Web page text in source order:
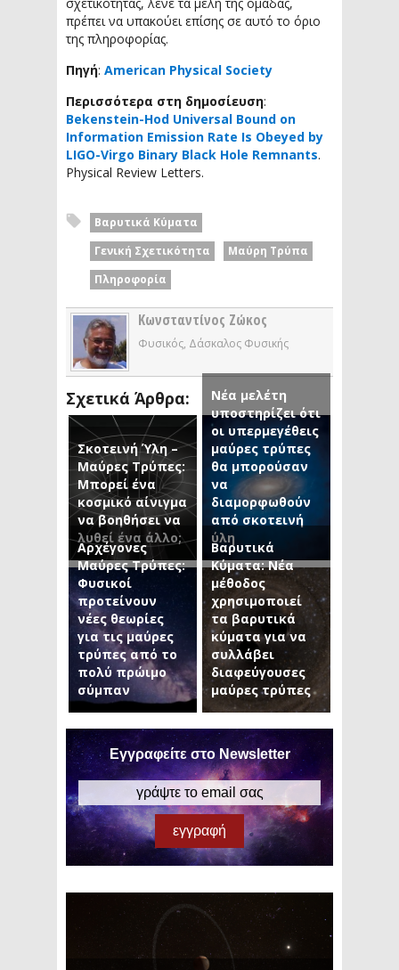
πρέπει να υπακούει επίσης σε αυτό το όριο
της πληροφορίας.
Πηγή: American Physical Society
Περισσότερα στη δημοσίευση:
Bekenstein-Hod Universal Bound on
Information Emission Rate Is Obeyed by
LIGO-Virgo Binary Black Hole Remnants.
Physical Review Letters.
Βαρυτικά Κύματα
Γενική Σχετικότητα
Μαύρη Τρύπα
Πληροφορία
Κωνσταντίνος Ζώκος
Φυσικός, Δάσκαλος Φυσικής
Σχετικά Άρθρα:
Σκοτεινή Ύλη –
Μαύρες Τρύπες:
Μπορεί ένα
κοσμικό αίνιγμα
να βοηθήσει να
λυθεί ένα άλλο;
Νέα μελέτη
υποστηρίζει ότι
οι υπερμεγέθεις
μαύρες τρύπες
θα μπορούσαν
να
διαμορφωθούν
από σκοτεινή
ύλη
Αρχέγονες
Μαύρες Τρύπες:
Φυσικοί
προτείνουν
νέες θεωρίες
για τις μαύρες
τρύπες από το
πολύ πρώιμο
σύμπαν
Βαρυτικά
Κύματα: Νέα
μέθοδος
χρησιμοποιεί
τα βαρυτικά
κύματα για να
συλλάβει
διαφεύγουσες
μαύρες τρύπες
Εγγραφείτε στο Newsletter